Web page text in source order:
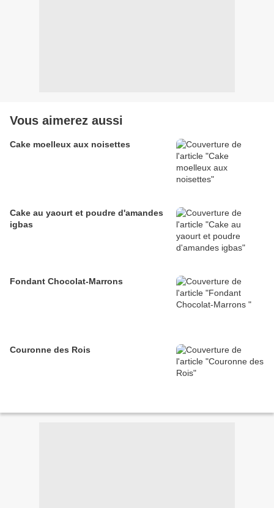
Vous aimerez aussi
Cake moelleux aux noisettes
Cake au yaourt et poudre d'amandes
igbas
Fondant Chocolat-Marrons
Couronne des Rois